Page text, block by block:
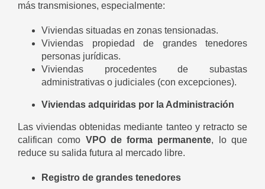
más transmisiones, especialmente:
Viviendas situadas en zonas tensionadas.
Viviendas propiedad de grandes tenedores
personas jurídicas.
Viviendas procedentes de subastas
administrativas o judiciales (con excepciones).
Viviendas adquiridas por la Administración
Las viviendas obtenidas mediante tanteo y retracto se
califican como VPO de forma permanente, lo que
reduce su salida futura al mercado libre.
Registro de grandes tenedores